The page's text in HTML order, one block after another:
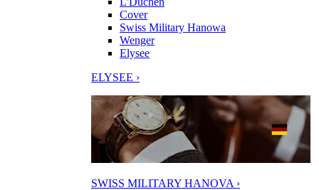
Cover
Swiss Military Hanowa
Wenger
Elysee
ELYSEE ›
SWISS MILITARY HANOVA ›